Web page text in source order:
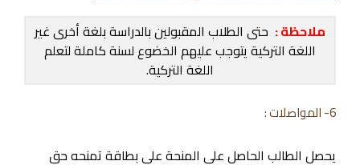
ملاحظة : حتى الطلاب المقبولين بالدراسة بلغة أخرى غير
اللغة التركية يتوجب عليهم الخضوع لسنة كاملة لتعلم
اللغة التركية.
6- المواصلات :
يحصل الطالب الحاصل على المنحة على بطاقة تمنحه حق